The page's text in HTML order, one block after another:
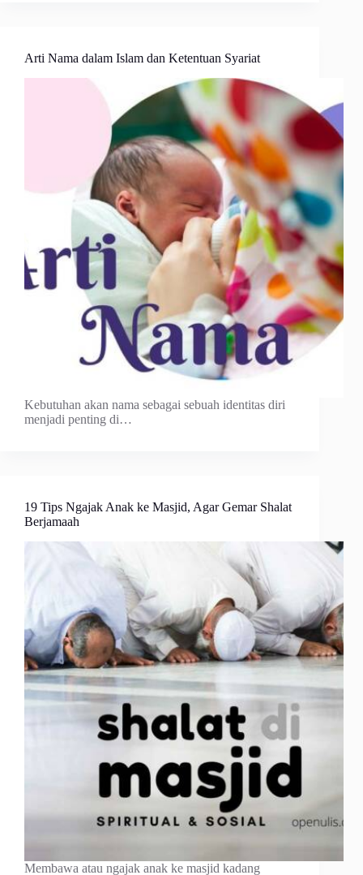
Arti Nama dalam Islam dan Ketentuan Syariat
Kebutuhan akan nama sebagai sebuah identitas diri
menjadi penting di…
19 Tips Ngajak Anak ke Masjid, Agar Gemar Shalat
Berjamaah
Membawa atau ngajak anak ke masjid kadang